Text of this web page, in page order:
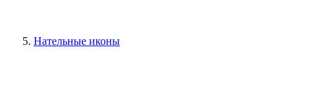
Нательные иконы